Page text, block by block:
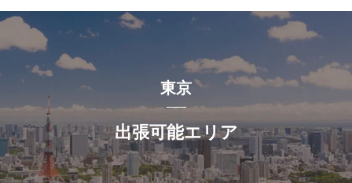
東京
出張可能エリア